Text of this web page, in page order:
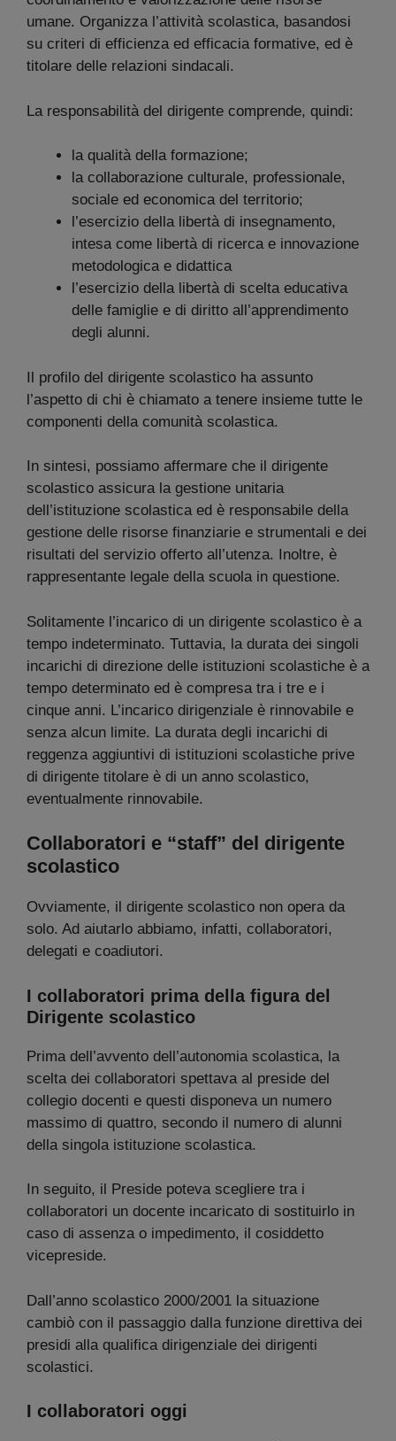
umane. Organizza l’attività scolastica, basandosi
su criteri di efficienza ed efficacia formative, ed è
titolare delle relazioni sindacali.
La responsabilità del dirigente comprende, quindi:
la qualità della formazione;
la collaborazione culturale, professionale,
sociale ed economica del territorio;
l’esercizio della libertà di insegnamento,
intesa come libertà di ricerca e innovazione
metodologica e didattica
l’esercizio della libertà di scelta educativa
delle famiglie e di diritto all’apprendimento
degli alunni.
Il profilo del dirigente scolastico ha assunto
l’aspetto di chi è chiamato a tenere insieme tutte le
componenti della comunità scolastica.
In sintesi, possiamo affermare che il dirigente
scolastico assicura la gestione unitaria
dell’istituzione scolastica ed è responsabile della
gestione delle risorse finanziarie e strumentali e dei
risultati del servizio offerto all’utenza. Inoltre, è
rappresentante legale della scuola in questione.
Solitamente l’incarico di un dirigente scolastico è a
tempo indeterminato. Tuttavia, la durata dei singoli
incarichi di direzione delle istituzioni scolastiche è a
tempo determinato ed è compresa tra i tre e i
cinque anni. L’incarico dirigenziale è rinnovabile e
senza alcun limite. La durata degli incarichi di
reggenza aggiuntivi di istituzioni scolastiche prive
di dirigente titolare è di un anno scolastico,
eventualmente rinnovabile.
Collaboratori e “staff” del dirigente
scolastico
Ovviamente, il dirigente scolastico non opera da
solo. Ad aiutarlo abbiamo, infatti, collaboratori,
delegati e coadiutori.
I collaboratori prima della figura del
Dirigente scolastico
Prima dell’avvento dell’autonomia scolastica, la
scelta dei collaboratori spettava al preside del
collegio docenti e questi disponeva un numero
massimo di quattro, secondo il numero di alunni
della singola istituzione scolastica.
In seguito, il Preside poteva scegliere tra i
collaboratori un docente incaricato di sostituirlo in
caso di assenza o impedimento, il cosiddetto
vicepreside.
Dall’anno scolastico 2000/2001 la situazione
cambiò con il passaggio dalla funzione direttiva dei
presidi alla qualifica dirigenziale dei dirigenti
scolastici.
I collaboratori oggi